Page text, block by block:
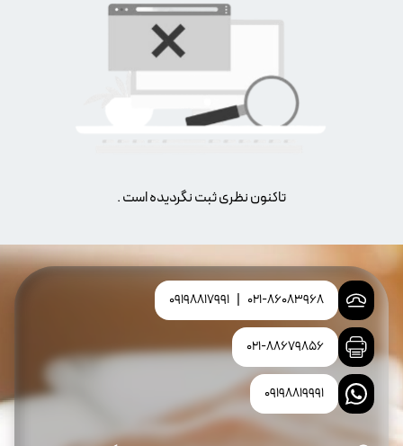
تاکنون نظری ثبت نگردیده است .
021-86083968
09198817991
021-88679856
09198819991